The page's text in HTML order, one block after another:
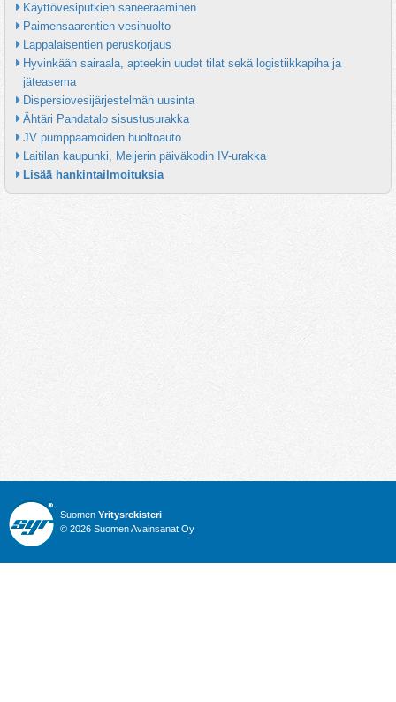
Käyttövesiputkien saneeraaminen
Paimensaarentien vesihuolto
Lappalaisentien peruskorjaus
Hyvinkään sairaala, apteekin uudet tilat sekä logistiikkapiha ja
jäteasema
Dispersiovesijärjestelmän uusinta
Ähtäri Pandatalo sisustusurakka
JV pumppaamoiden huoltoauto
Laitilan kaupunki, Meijerin päiväkodin IV-urakka
Lisää hankintailmoituksia
Suomen Yritysrekisteri
© 2026 Suomen Avainsanat Oy